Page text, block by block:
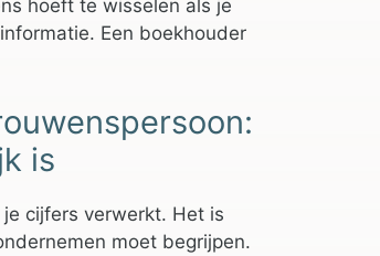
hoeft te wisselen als je
Een boekhouder
is
cijfers verwerkt. Het is
moet begrijpen.